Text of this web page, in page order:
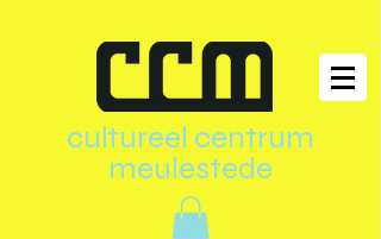
cultureel centrum
meulestede